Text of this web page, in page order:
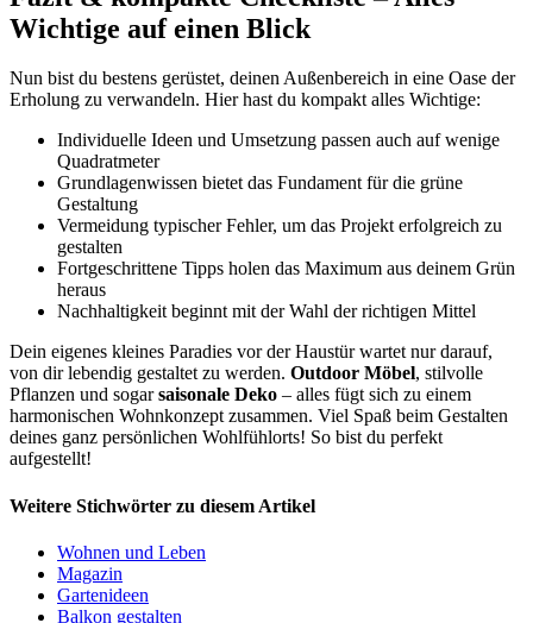
Wichtige auf einen Blick
Nun bist du bestens gerüstet, deinen Außenbereich in eine Oase der
Erholung zu verwandeln. Hier hast du kompakt alles Wichtige:
Individuelle Ideen und Umsetzung passen auch auf wenige
Quadratmeter
Grundlagenwissen bietet das Fundament für die grüne
Gestaltung
Vermeidung typischer Fehler, um das Projekt erfolgreich zu
gestalten
Fortgeschrittene Tipps holen das Maximum aus deinem Grün
heraus
Nachhaltigkeit beginnt mit der Wahl der richtigen Mittel
Dein eigenes kleines Paradies vor der Haustür wartet nur darauf,
von dir lebendig gestaltet zu werden. Outdoor Möbel, stilvolle
Pflanzen und sogarsaisonale Deko – alles fügt sich zu einem
harmonischen Wohnkonzept zusammen. Viel Spaß beim Gestalten
deines ganz persönlichen Wohlfühlorts! So bist du perfekt
aufgestellt!
Weitere Stichwörter zu diesem Artikel
Wohnen und Leben
Magazin
Gartenideen
Balkon gestalten